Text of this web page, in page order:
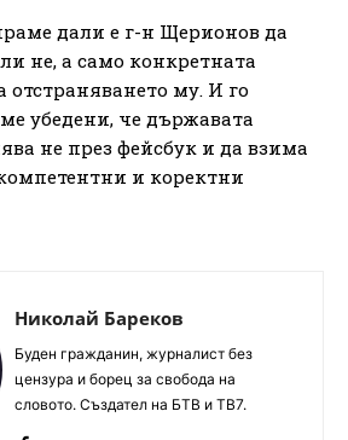
дали е г-н Щерионов да
не, а само конкретната
отстраняването му. И го
убедени, че държавата
не през фейсбук и да взима
и коректни
Николай Бареков
Буден гражданин, журналист без
цензура и борец за свобода на
словото. Създател на БТВ и ТВ7.